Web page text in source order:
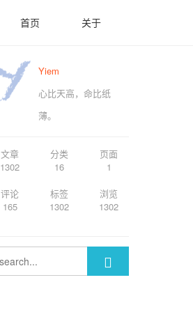
首页 关于
Yiem
心比天高，命比纸
薄。
文章
1302
评论
165
分类
16
标签
1302
页面
1
浏览
1302
